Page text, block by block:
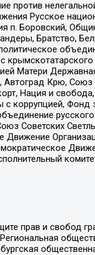
против
Русское
п. Боровский,
Братство,
Матери
Крю, Союз
Нация и
коррупцией,
Советских
Общество с ограниченной ответственностью "Нобелевский призыв", Гималова Регина Эмилевна, Григорьев Андрей Валерьевич, Григорьева Алина Александровна, Ассоциация по содействию защите прав призывников, альтернативнослужащих и военнослужащих "Правозащитная группа "Гражданин.Армия.Право", Хисамова Регина Фаритовна, Автономная некоммерческая организация по реализации социально-правовых программ "Лилит", Дальневосточное общественное движение "Маяк", Санкт-Петербургская ЛГБТ-инициативная группа "Выход", Инициативная группа ЛГБТ+ "Реверс", Алексеев Андрей Викторович, Бекбулатова Таисия Львовна, Беляев Иван Михайлович, Владыкина Елена Сергеевна, Гельман Марат Александрович, Никульшина Вероника Юрьевна, Толоконникова Надежда Андреевна, Шендерович Виктор Анатольевич, Общество с ограниченной ответственностью "Данное сообщение", Общество с ограниченной ответственностью Издательский дом "Новая глава", Айнбиндер Александра Александровна, Московский комьюнити-центр для ЛГБТ+инициатив, Благотворительный фонд развития филантропии, Deutsche Welle (Германия, Kurt-Schumacher-Strasse 3, 53113 Bonn), Борзунова Мария Михайловна, Воробьев Виктор